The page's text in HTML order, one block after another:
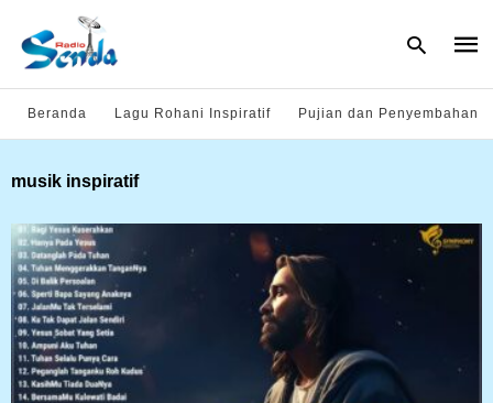
and
Beranda Lagu Rohani Inspiratif Pujian dan Penyembahan
musik inspiratif